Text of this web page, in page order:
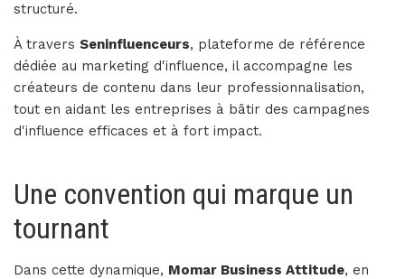
structuré.
À travers Seninfluenceurs, plateforme de référence
dédiée au marketing d'influence, il accompagne les
créateurs de contenu dans leur professionnalisation,
tout en aidant les entreprises à bâtir des campagnes
d'influence efficaces et à fort impact.
Une convention qui marque un
tournant
Dans cette dynamique, Momar Business Attitude, en